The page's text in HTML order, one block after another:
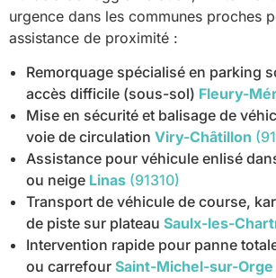
urgence dans les communes proches
assistance de proximité :
Remorquage spécialisé en parking
accès difficile (sous-sol) Fleury-
Mise en sécurité et balisage de
voie de circulation Viry-Châtillon
Assistance pour véhicule enlisé
ou neige Linas (91310)
Transport de véhicule de course,
de piste sur plateau Saulx-les-
Intervention rapide pour panne
ou carrefour Saint-Michel-sur-Orge